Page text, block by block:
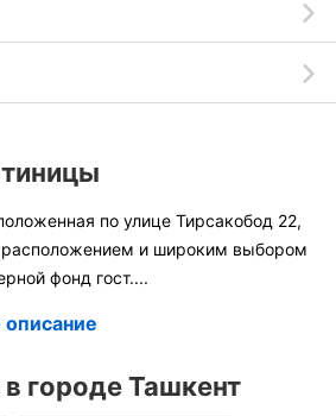
по улице Тирсакобод 22,
и широким выбором
фонд гост....
городе Ташкент